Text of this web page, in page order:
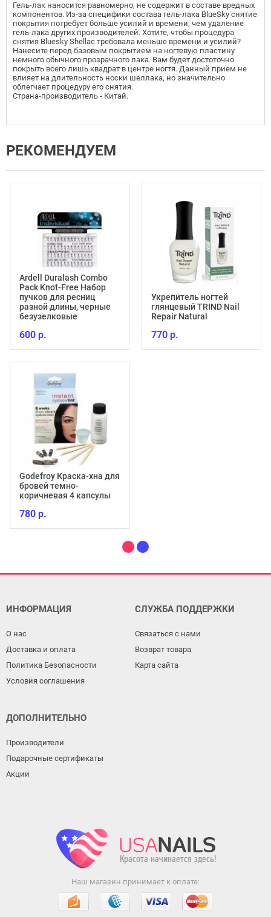
Гель-лак наносится равномерно, не содержит в составе вредных
компонентов. Из-за специфики состава гель-лака BlueSky снятие
покрытия потребует больше усилий и времени, чем удаление
гель-лака других производителей. Хотите, чтобы процедура
снятия Bluesky Shellac требовала меньше времени и усилий?
Нанесите перед базовым покрытием на ногтевую пластину
немного обычного прозрачного лака. Вам будет достоточно
покрыть всего лишь квадрат в центре ногтя. Данный прием не
влияет на длительность носки шеллака, но значительно
облегчает процедуру его снятия.
Страна-производитель - Китай.
РЕКОМЕНДУЕМ
Ardell Duralash Combo
Pack Knot-Free Набор
пучков для ресниц
разной длины, черные
безузелковые
600 р.
Godefroy Краска-хна для
бровей темно-
коричневая 4 капсулы
780 р.
Укрепитель ногтей
глянцевый TRIND Nail
Repair Natural
770 р.
ИНФОРМАЦИЯ
О нас
Доставка и оплата
Политика Безопасности
Условия соглашения
СЛУЖБА ПОДДЕРЖКИ
Связаться с нами
Возврат товара
Карта сайта
ДОПОЛНИТЕЛЬНО
Производители
Подарочные сертификаты
Акции
Наш магазин принимает к оплате: